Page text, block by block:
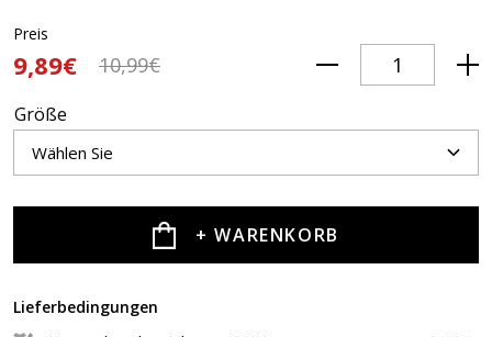
Preis
9,89€ 10,99€
Größe
+ WARENKORB
Lieferbedingungen